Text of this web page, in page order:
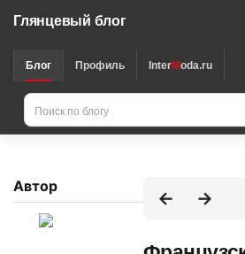
Глянцевый блог
Блог Профиль InterModa.ru
Автор